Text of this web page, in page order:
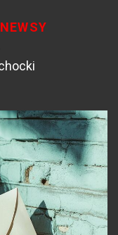
NEWSY